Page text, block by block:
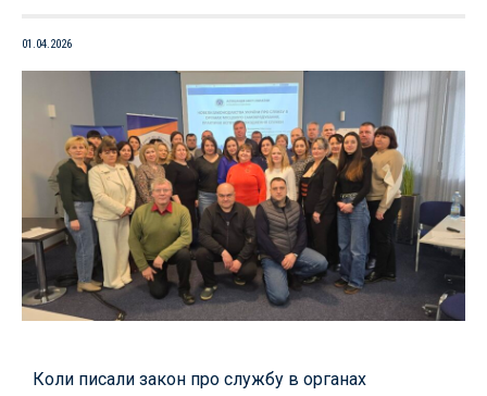
01.04.2026
Коли писали закон про службу в органах